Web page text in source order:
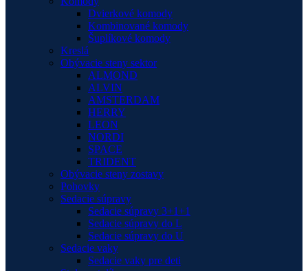
Dvierkové komody
Kombinované komody
Šuplíkové komody
Kreslá
Obývacie steny sektor
ALMOND
ALVIN
AMSTERDAM
HERRY
LEON
NORDI
SPACE
TRIDENT
Obývacie steny zostavy
Pohovky
Sedacie súpravy
Sedacie súpravy 3+1+1
Sedacie súpravy do L
Sedacie súpravy do U
Sedacie vaky
Sedacie vaky pre deti